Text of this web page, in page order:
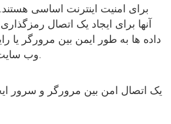
آنها برای ایجاد یک اتصال
داده ها به طور ایمن بین مرورگر یا
وب سایت استفاده می شوند.
یک اتصال امن بین مرورگر و سرور